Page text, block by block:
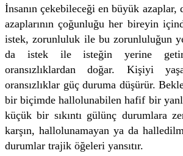
İnsanın çekebileceği en büyük azaplar,
azaplarının çoğunluğu her bireyin
istek, zorunluluk ile bu zorunluluğun
da istek ile isteğin yerine
oransızlıklardan doğar. Kişiyi
oransızlıklar güç duruma düşürür.
bir biçimde hallolunabilen hafif bir
küçük bir sıkıntı gülünç durumlara
karşın, hallolunamayan ya da
durumlar trajik öğeleri yansıtır.